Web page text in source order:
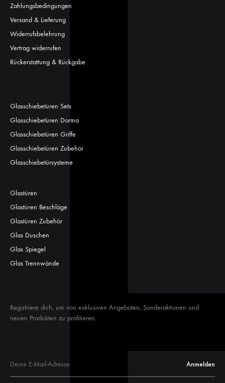
Zahlungsbedingungen
Versand & Lieferung
Widerrufsbelehrung
Vertrag widerrufen
Rückerstattung & Rückgabe
Glasschiebetüren Sets
Glasschiebetüren Dorma
Glasschiebetüren Griffe
Glasschiebetüren Zubehör
Glasschiebetürsysteme
Glastüren
Glastüren Beschläge
Glastüren Zubehör
Glas Duschen
Glas Spiegel
Glas Trennwände
Registriere dich, um von exklusiven Angeboten, Sonderaktionen und
neuen Produkten zu profitieren.